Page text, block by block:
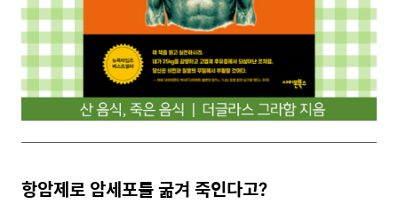
항암제로 암세포를 굶겨 죽인다고?